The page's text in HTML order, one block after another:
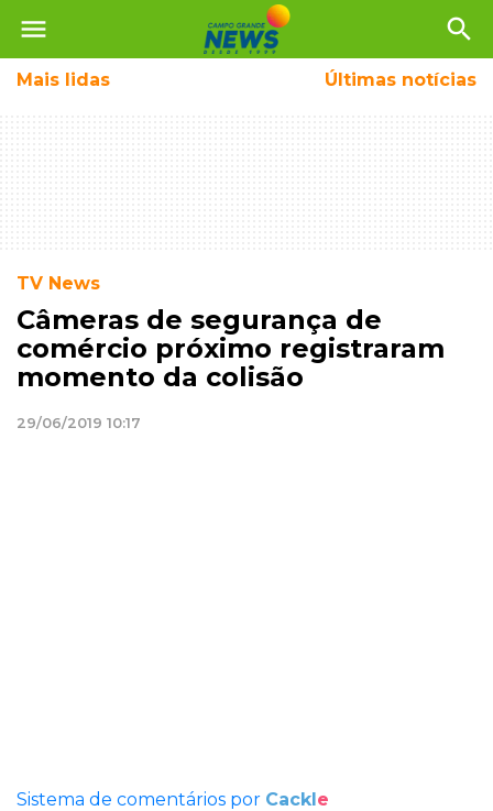
menu search
Mais lidas Últimas notícias
TV News
Câmeras de segurança de
comércio próximo registraram
momento da colisão
29/06/2019 10:17
Sistema de comentários por Cackle